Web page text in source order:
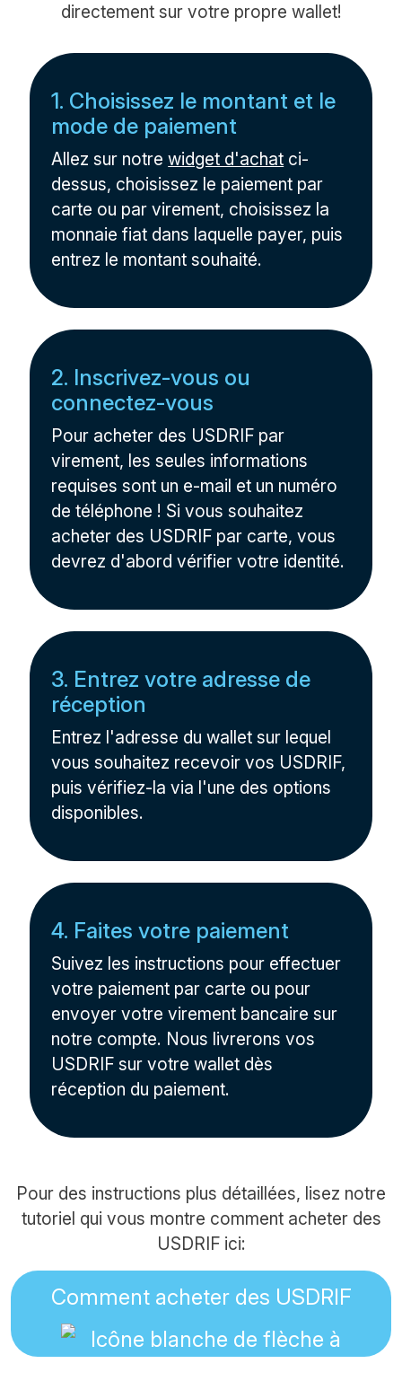
directement sur votre propre wallet!
1. Choisissez le montant et le
mode de paiement
Allez sur notrewidget d'achat ci-
dessus, choisissez le paiement par
carte ou par virement, choisissez la
monnaie fiat dans laquelle payer, puis
entrez le montant souhaité.
2. Inscrivez-vous ou
connectez-vous
Pour acheter des USDRIF par
virement, les seules informations
requises sont un e-mail et un numéro
de téléphone ! Si vous souhaitez
acheter des USDRIF par carte, vous
devrez d'abord vérifier votre identité.
3. Entrez votre adresse de
réception
Entrez l'adresse du wallet sur lequel
vous souhaitez recevoir vos USDRIF,
puis vérifiez-la via l'une des options
disponibles.
4. Faites votre paiement
Suivez les instructions pour effectuer
votre paiement par carte ou pour
envoyer votre virement bancaire sur
notre compte. Nous livrerons vos
USDRIF sur votre wallet dès
réception du paiement.
Pour des instructions plus détaillées, lisez notre
tutoriel qui vous montre comment acheter des
USDRIF ici:
Comment acheter des USDRIF